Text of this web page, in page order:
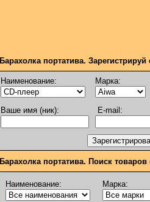
Барахолка портатива. Зарегистрируй
Наименование: Марка:
Ваше имя (ник): E-mail:
Барахолка портатива. Поиск товаров
Наименование: Марка: